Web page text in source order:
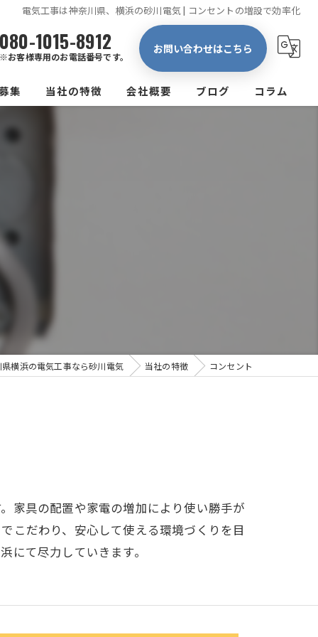
電気工事は神奈川県、横浜の砂川電気 | コンセントの増設で効率化
080-1015-8912
※お客様専用のお電話番号です。
お問い合わせはこちら
集 当社の特徴 会社概要 ブログ コラム
横浜の電気工事なら砂川電気 当社の特徴 コンセント
家具の配置や家電の増加により使い勝手が
こだわり、安心して使える環境づくりを目
にて尽力していきます。